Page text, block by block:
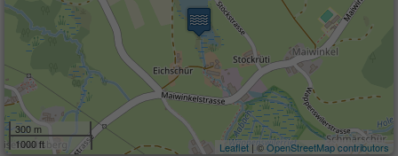
300 m
1000 ft
Leaflet | ©OpenStreetMap contributors